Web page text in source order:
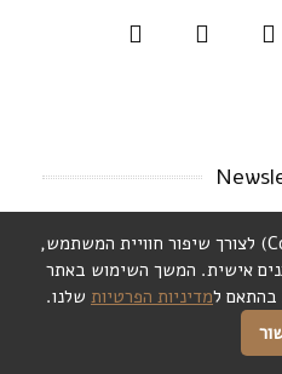
קבלת עדכונים בהתאם
האתר משתמש בעוגיות (Cookies) לצורך שיפור חוויית המשתמש,
אישית. המשך השימוש באתר
בהתאם למדיניות הפרטיות שלנו.